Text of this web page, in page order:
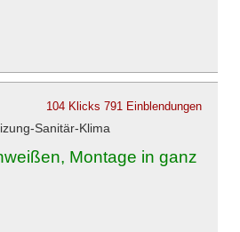
104 Klicks 791 Einblendungen
Sanitär-Klima
Montage in ganz